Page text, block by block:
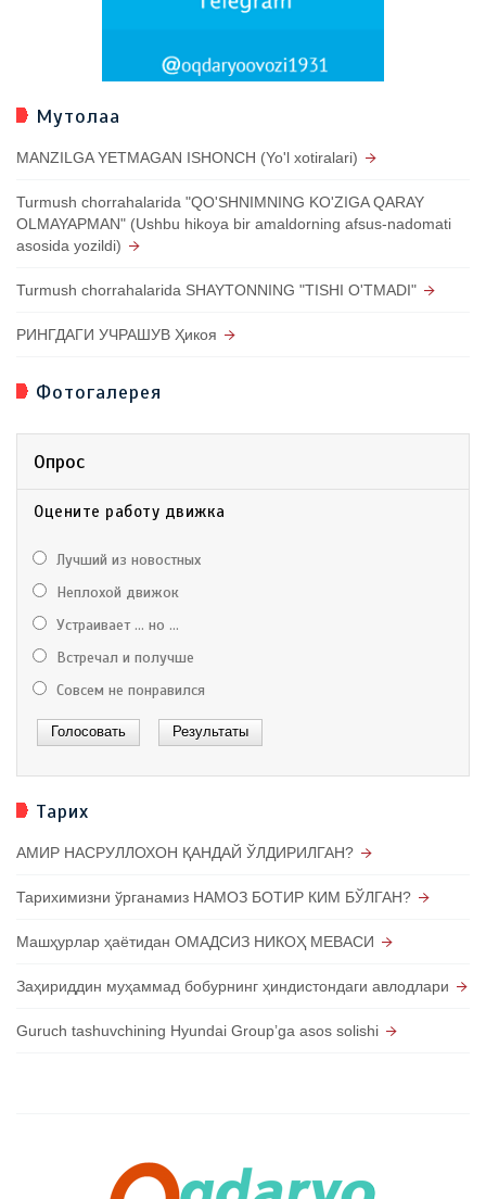
Мутолаа
MANZILGA YETMAGAN ISHONCH (Yo'l xotiralari)
Turmush chorrahalarida "QO'SHNIMNING KO'ZIGA QARAY
OLMAYAPMAN" (Ushbu hikoya bir amaldorning afsus-nadomati
asosida yozildi)
Turmush chorrahalarida SHAYTONNING "TISHI O'TMADI"
РИНГДАГИ УЧРАШУВ Ҳикоя
Фотогалерея
Опрос
Оцените работу движка
Лучший из новостных
Неплохой движок
Устраивает ... но ...
Встречал и получше
Совсем не понравился
Тарих
АМИР НАСРУЛЛОХОН ҚАНДАЙ ЎЛДИРИЛГАН?
Тарихимизни ўрганамиз НАМОЗ БОТИР КИМ БЎЛГАН?
Машҳурлар ҳаётидан ОМАДСИЗ НИКОҲ МЕВАСИ
Заҳириддин муҳаммад бобурнинг ҳиндистондаги авлодлари
Guruch tashuvchining Hyundai Groupʼga asos solishi